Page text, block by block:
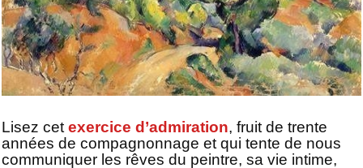
Lisez cet exercice d’admiration, fruit de trente
années de compagnonnage et qui tente de nous
communiquer les rêves du peintre, sa vie intime,